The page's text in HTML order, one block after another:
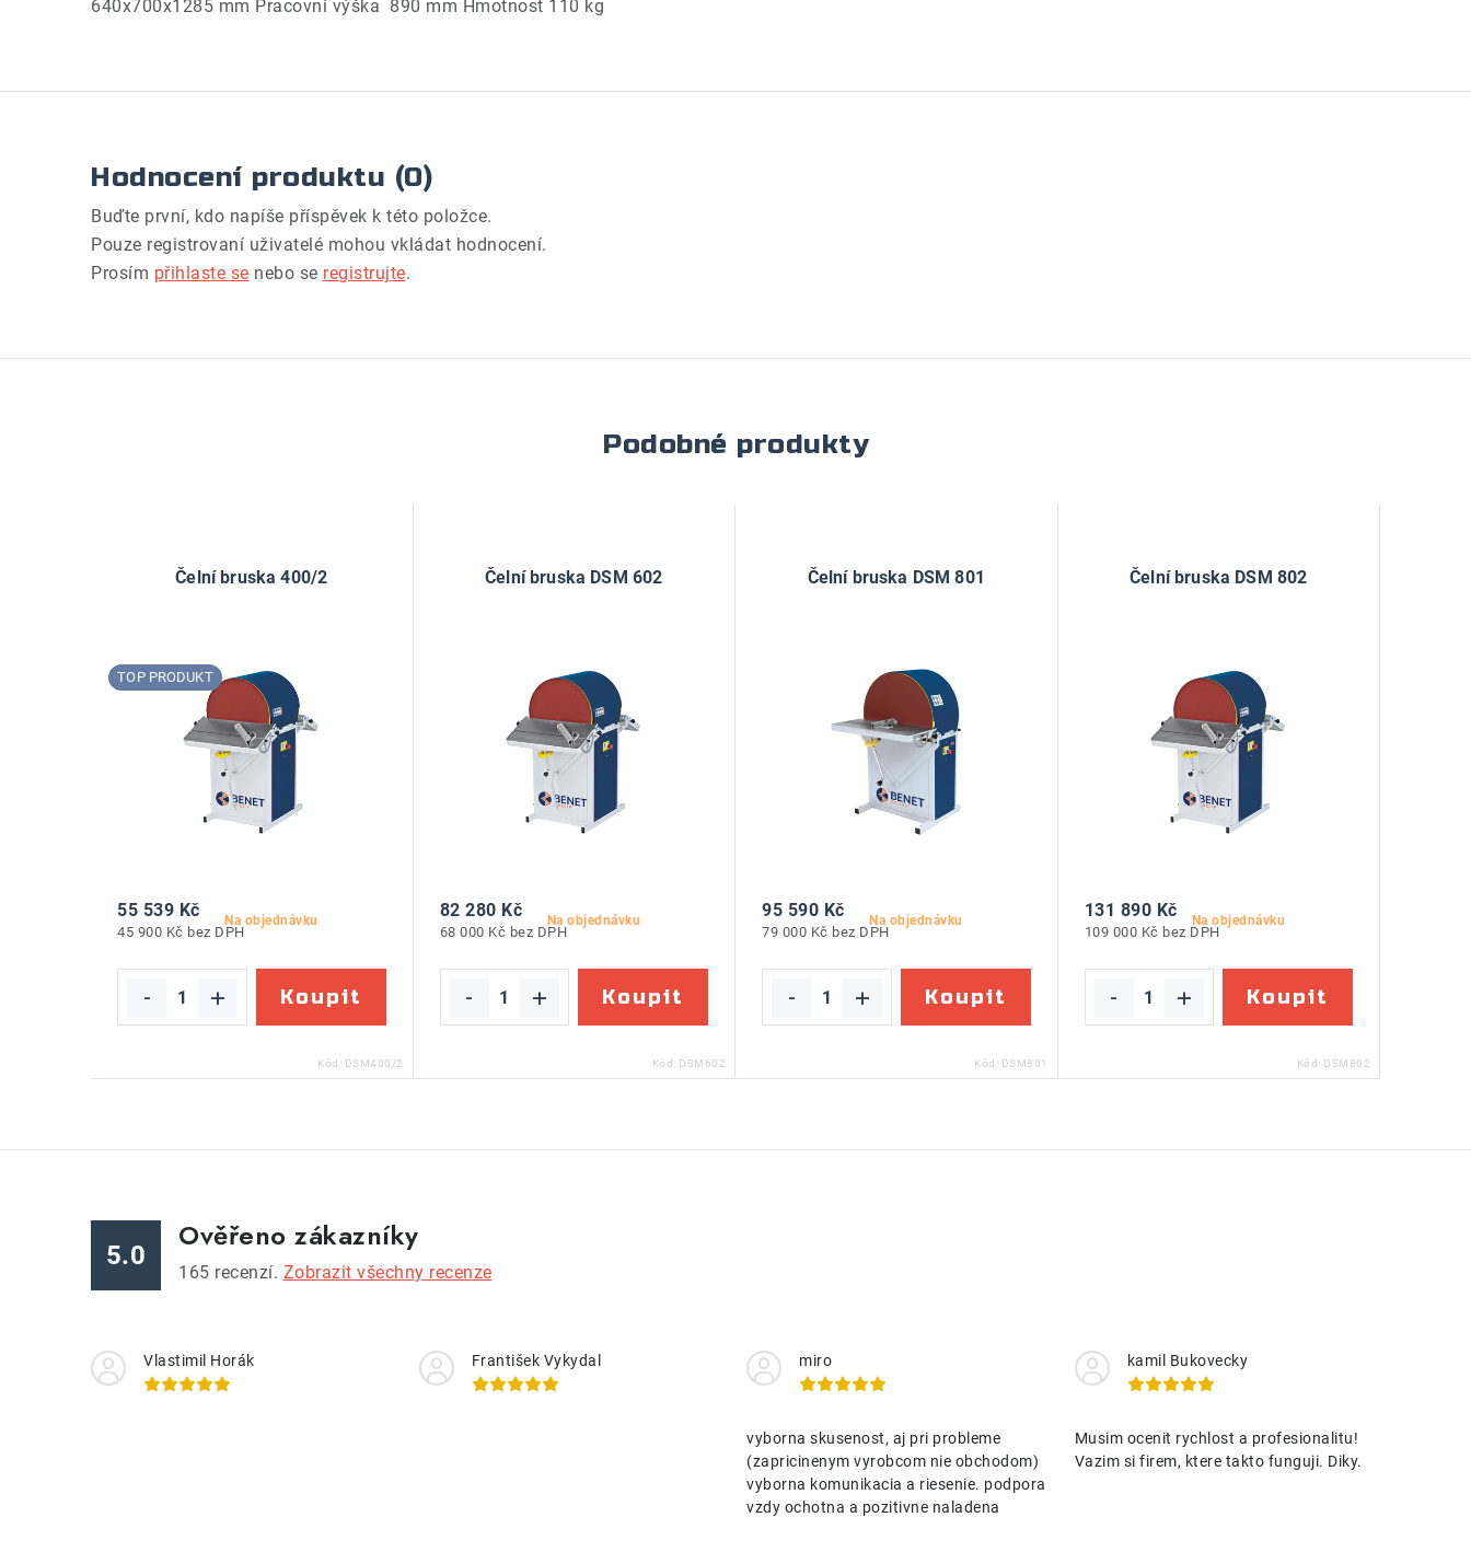
640x700x1285 mm Pracovní výška 890 mm Hmotnost 110 kg
Hodnocení produktu (0)
Buďte první, kdo napíše příspěvek k této položce.
Pouze registrovaní uživatelé mohou vkládat hodnocení.
Prosím přihlaste se nebo se registrujte.
Podobné produkty
Čelní bruska 400/2
TOP PRODUKT
Na objednávku
45 900 Kč bez DPH
55 539 Kč
Kód: DSM400/2
Čelní bruska DSM 602
Na objednávku
68 000 Kč bez DPH
82 280 Kč
Kód: DSM602
Čelní bruska DSM 801
Na objednávku
79 000 Kč bez DPH
95 590 Kč
Kód: DSM801
Čelní bruska DSM 802
Na objednávku
109 000 Kč bez DPH
131 890 Kč
Kód: DSM802
5.0
Ověřeno zákazníky
165 recenzí. Zobrazit všechny recenze
Vlastimil Horák František Vykydal miro
vyborna skusenost, aj pri probleme
(zapricinenym vyrobcom nie obchodom)
vyborna komunikacia a riesenie. podpora
vzdy ochotna a pozitivne naladena
kamil Bukovecky
Musim ocenit rychlost a profesionalitu!
Vazim si firem, ktere takto funguji. Diky.